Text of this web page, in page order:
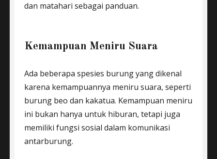
dan matahari sebagai panduan.
Kemampuan Meniru Suara
Ada beberapa spesies burung yang dikenal
karena kemampuannya meniru suara, seperti
burung beo dan kakatua. Kemampuan meniru
ini bukan hanya untuk hiburan, tetapi juga
memiliki fungsi sosial dalam komunikasi
antarburung.